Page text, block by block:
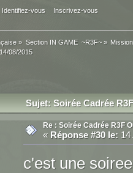
Identifiez-vous Inscrivez-vous
» Section IN GAME  ~R3F~»
08/2015
Sujet: Soirée Cadrée
Re : Soirée Cadrée R3F
« Réponse #30 le:14
c'est une